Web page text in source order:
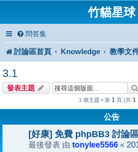
竹貓星球
問答集
討論區首頁 Knowledge 教學文
3.1
發表主題
1 個主題 • 第 1 頁 (共 1
公告
[好康] 免費 phpBB3 討論
最後發表 由 tonylee5566 «